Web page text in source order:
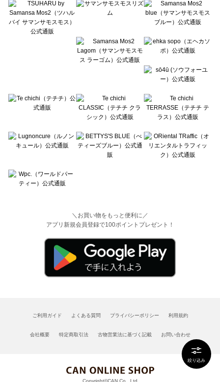
絞り込み
Lugnoncure（ルノンキュール）の一覧
BETTY'S BLUE（べティーズブルー）の一覧
Wpc.（ワールドパーティー）の一覧
＼お買い物をもっと便利に／
アプリ新規会員登録で100ポイントプレゼント！
ご利用ガイド よくある質問 プライバシーポリシー 利用規約
会社概要 特定商取引法 古物営業法に基づく記載 お問い合わせ
Copyright©CAN Co., Ltd